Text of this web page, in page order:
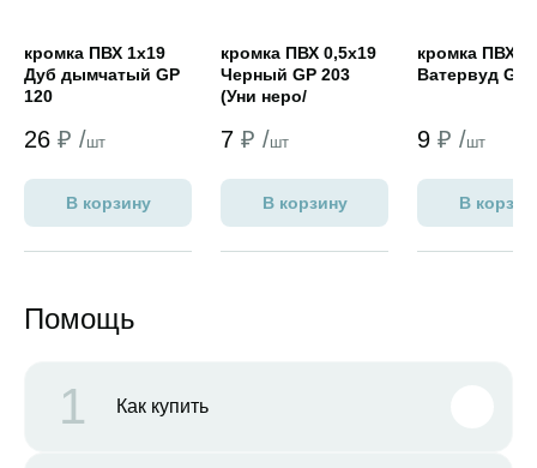
кромка ПВХ 1х19
Дуб дымчатый GP
120
26 ₽ /шт
В корзину
кромка ПВХ 0,5х19
Черный GP 203
(Уни неро/
NORDECO)
7 ₽ /шт
В корзину
кромка ПВХ
Ватервуд GP
9 ₽ /шт
В
Помощь
1 Как купить